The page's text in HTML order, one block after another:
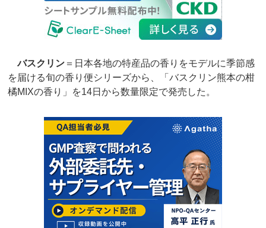
バスクリン ＝日本各地の特産品の香りをモデルに季節感
を届ける旬の香り便シリーズから、「バスクリン熊本の柑
橘MIXの香り」を14日から数量限定で発売した。